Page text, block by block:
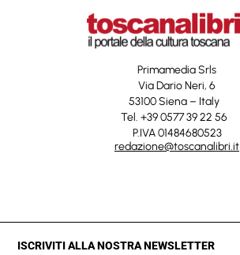
Primamedia Srls
Via Dario Neri, 6
53100 Siena – Italy
Tel. +39 0577 39 22 56
P.IVA 01484680523
redazione@toscanalibri.it
ISCRIVITI ALLA NOSTRA NEWSLETTER